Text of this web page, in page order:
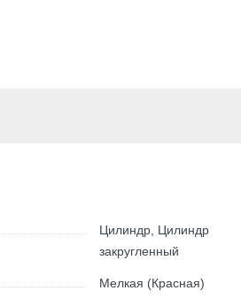
Цилиндр, Цилиндр
закругленный
Мелкая (Красная)